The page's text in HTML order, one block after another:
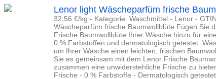
Lenor light Wäscheparfüm frische
32,56 €/kg - Kategorie: Waschmittel - Lenor -
Wäscheparfüm frische Baumwollblüte Fügen Sie
Frische Baumwollblüte Ihrer Wäsche hinzu für
0 % Farbstoffen und dermatologisch getestet.
um Ihrer Wäsche einen leichten, frischen
Sie es gemeinsam mit dem Lenor Frische
zusammen eine unwiderstehliche Frische zu
Frische - 0 % Farbstoffe - Dermatologisch